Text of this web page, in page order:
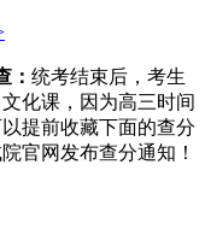
： 统考结束后，考生
化课，因为高三时间
提前收藏下面的查分
官网发布查分通知！